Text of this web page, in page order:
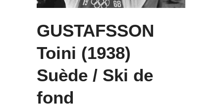
GUSTAFSSON
Toini (1938)
Suède / Ski de
fond